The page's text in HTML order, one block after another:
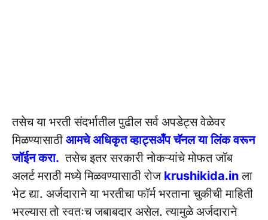
तसेच या भरती संदर्भातील पुढील सर्व अपडेट्स वेळेवर
मिळण्यासाठी आमचे अधिकृत व्हाट्सअँप चॅनल या लिंक वरून
जॉईन करा. तसेच इतर सरकारी नोकऱ्यांचे मोफत जॉब
अलर्ट मराठी मध्ये मिळवण्यासाठी रोज krushikida.inला
भेट द्या. अर्जदाराने या भरतीचा फॉर्म भरताना चुकीची माहिती
भरल्यास तो स्वतःच जबाबदार असेल. त्यामुळे अर्जदाराने